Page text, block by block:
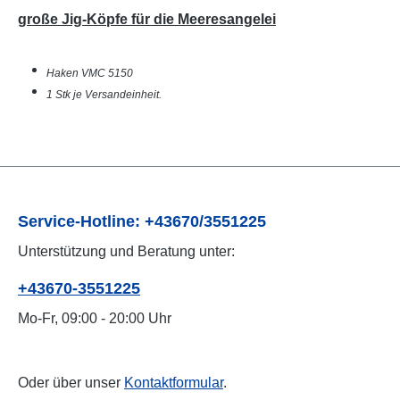
große Jig-Köpfe für die Meeresangelei
Haken VMC 5150
1 Stk je Versandeinheit.
Service-Hotline: +43670/3551225
Unterstützung und Beratung unter:
+43670-3551225
Mo-Fr, 09:00 - 20:00 Uhr
Oder über unser Kontaktformular.